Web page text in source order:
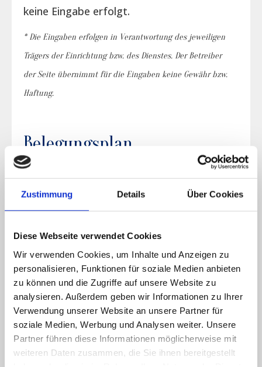
Zustimmung Details Über Cookies
Diese Webseite verwendet Cookies
Wir verwenden Cookies, um Inhalte und Anzeigen zu
personalisieren, Funktionen für soziale Medien anbieten
zu können und die Zugriffe auf unsere Website zu
analysieren. Außerdem geben wir Informationen zu Ihrer
Verwendung unserer Website an unsere Partner für
soziale Medien, Werbung und Analysen weiter. Unsere
Partner führen diese Informationen möglicherweise mit
weiteren Daten zusammen, die Sie ihnen bereitgestellt
keine Eingabe erfolgt.
* Die Eingaben erfolgen in Verantwortung des jeweiligen
Trägers der Einrichtung bzw. des Dienstes. Der Betreiber
der Seite übernimmt für die Eingaben keine Gewähr bzw.
Haftung.
Belegungsplan
Es liegen keine aktuellen Daten vor.
Anfrage wenden Sie sich bitte direkt an die
Pflegeeinrichtung
Preise für Kurzzeitpflege